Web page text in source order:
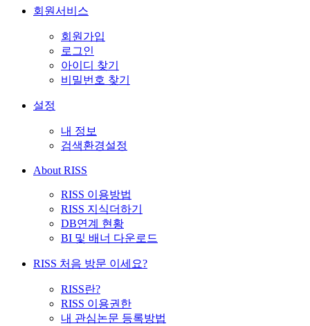
회원서비스
회원가입
로그인
아이디 찾기
비밀번호 찾기
설정
내 정보
검색환경설정
About RISS
RISS 이용방법
RISS 지식더하기
DB연계 현황
BI 및 배너 다운로드
RISS 처음 방문 이세요?
RISS란?
RISS 이용권한
내 관심논문 등록방법